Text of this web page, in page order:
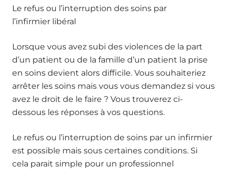
Le refus ou l’interruption des soins par
l’infirmier libéral
Lorsque vous avez subi des violences de la part
d’un patient ou de la famille d’un patient la prise
en soins devient alors difficile. Vous souhaiteriez
arrêter les soins mais vous vous demandez si vous
avez le droit de le faire ? Vous trouverez ci-
dessous les réponses à vos questions.
Le refus ou l’interruption de soins par un infirmier
est possible mais sous certaines conditions. Si
cela parait simple pour un professionnel